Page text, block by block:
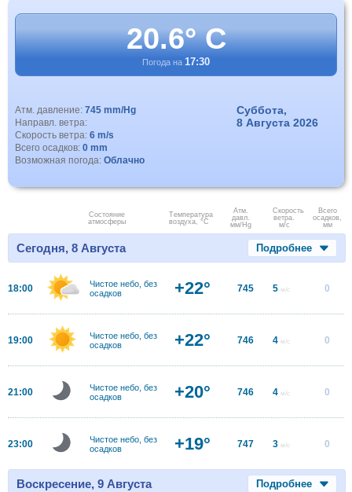
20.6° C
Погода на 17:30
Атм. давление: 745 mm/Hg
Направл. ветра:
Скорость ветра: 6 m/s
Всего осадков: 0 mm
Возможная погода: Облачно
Суббота,
8 Августа 2026
Состояние
атмосферы
Температура
воздуха, °C
Атм.
давл.
мм/Hg
Скорость
ветра.
м/с
Всего
осадков,
мм
Сегодня, 8 Августа Подробнее
18:00
Чистое небо, без
осадков
+22° 745 5 м/с 0
19:00
Чистое небо, без
осадков
+22° 746 4 м/с 0
21:00
Чистое небо, без
осадков
+20° 746 4 м/с 0
23:00
Чистое небо, без
осадков
+19° 747 3 м/с 0
Воскресение, 9 Августа Подробнее